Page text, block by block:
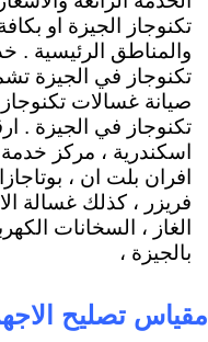
تكنوجاز الجيزة او
والمناطق الرئيسية .
تكنوجاز في الجيزة
صيانة غسالات
تكنوجاز في الجيزة .
افران بلت ان ،
فريزر ، كذلك غسالة
الغاز ، السخانات
بالجيزة ،
مقياس تصليح